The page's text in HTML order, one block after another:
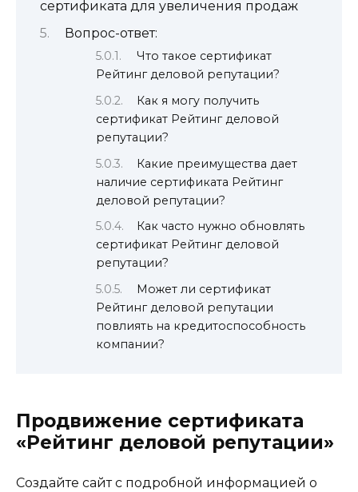
сертификата для увеличения продаж
Вопрос-ответ:
Что такое сертификат
Рейтинг деловой репутации?
Как я могу получить
сертификат Рейтинг деловой
репутации?
Какие преимущества дает
наличие сертификата Рейтинг
деловой репутации?
Как часто нужно обновлять
сертификат Рейтинг деловой
репутации?
Может ли сертификат
Рейтинг деловой репутации
повлиять на кредитоспособность
компании?
Продвижение сертификата
«Рейтинг деловой репутации»
Создайте сайт с подробной информацией о